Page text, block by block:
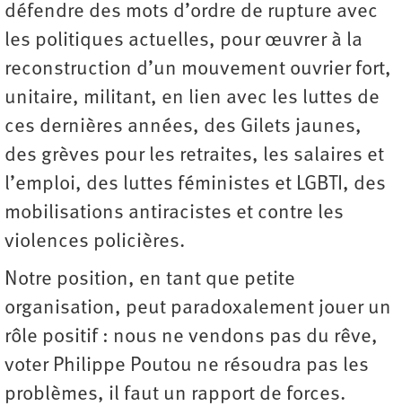
défendre des mots d’ordre de rupture avec
les politiques actuelles, pour œuvrer à la
reconstruction d’un mouvement ouvrier fort,
unitaire, militant, en lien avec les luttes de
ces dernières années, des Gilets jaunes,
des grèves pour les retraites, les salaires et
l’emploi, des luttes féministes et LGBTI, des
mobilisations antiracistes et contre les
violences policières.
Notre position, en tant que petite
organisation, peut paradoxalement jouer un
rôle positif : nous ne vendons pas du rêve,
voter Philippe Poutou ne résoudra pas les
problèmes, il faut un rapport de forces.